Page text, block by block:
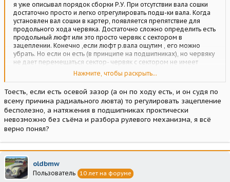
я уже описывал порядок сборки Р.У. При отсутствии вала сошки
достаточно просто и легко отрегулировать подш-ки вала. Когда
установлен вал сошки в картер, появляется препятствие для
продольного хода червяка. Достаточно сложно определить есть
продольный люфт или это просто червяк с сектором в
зацеплении. Конечно ,если люфт р.вала ощутим , его можно
убрать. Но если он есть (в принципе на подшипниках), но червяку
не дает перемещаться сектор- червяк с сектором не имеет
большого зазора в зацеплении , то его (натяг подшипников вала)
сложно определить и отрегулировать. Правда можно повернуть
таком положении вчерне можно провести регулировку. Но натяг
подшипников достаточно сложно определить. Нужен
определенный опыт.
Нажмите, чтобы раскрыть...
Тоесть, если есть осевой зазор (а он по ходу есть, и он судя по
всему причина радиального лювта) то регулировать зацепление
бесполезно, а натяжения в подшипниках проктически
невозможно без съёма и разбора рулевого механизма, я всё
верно понял?
oldbmw
Пользователь 10 лет на форуме